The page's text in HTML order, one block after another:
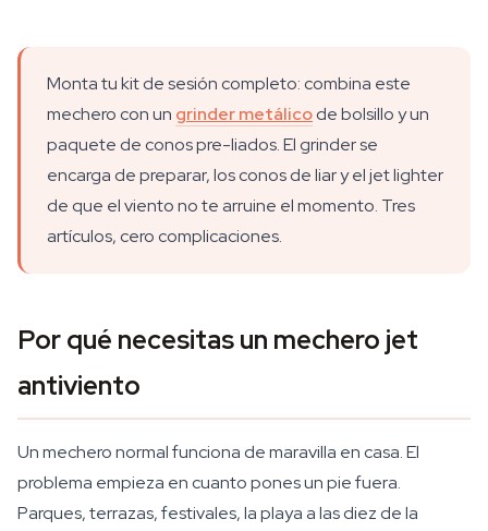
Monta tu kit de sesión completo: combina este
mechero con un grinder metálicode bolsillo y un
paquete de conos pre-liados. El grinder se
encarga de preparar, los conos de liar y el jet lighter
de que el viento no te arruine el momento. Tres
artículos, cero complicaciones.
Por qué necesitas un mechero jet
antiviento
Un mechero normal funciona de maravilla en casa. El
problema empieza en cuanto pones un pie fuera.
Parques, terrazas, festivales, la playa a las diez de la